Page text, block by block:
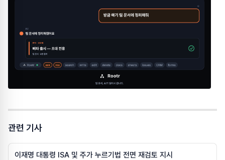
관련 기사
이재명 대통령 ISA 및 주가 누르기법 전면 재검토 지시